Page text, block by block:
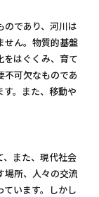
であり、河川は
せん。物質的基盤
をはぐくみ、育て
不可欠なものであ
。また、移動や
また、現代社会
場所、人々の交流
います。しかし